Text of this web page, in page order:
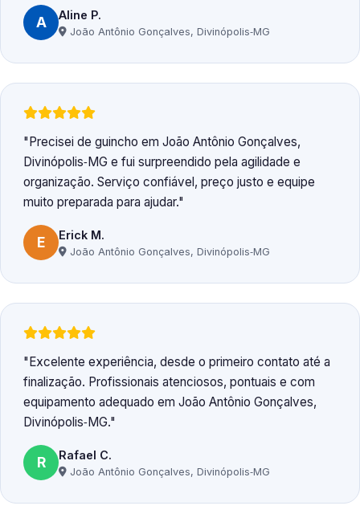
A Aline P.
João Antônio Gonçalves, Divinópolis‑MG
Precisei de guincho em João Antônio Gonçalves,
Divinópolis‑MG e fui surpreendido pela agilidade e
organização. Serviço confiável, preço justo e equipe
muito preparada para ajudar.
E Erick M.
João Antônio Gonçalves, Divinópolis‑MG
Excelente experiência, desde o primeiro contato até a
finalização. Profissionais atenciosos, pontuais e com
equipamento adequado em João Antônio Gonçalves,
Divinópolis‑MG.
R Rafael C.
João Antônio Gonçalves, Divinópolis‑MG